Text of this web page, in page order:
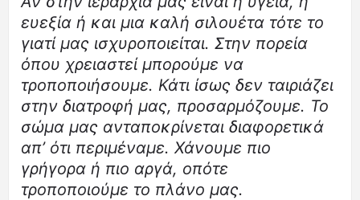
ευεξία ή και μια καλή σιλουέτα τότε το
γιατί μας ισχυροποιείται. Στην πορεία
όπου χρειαστεί μπορούμε να
τροποποιήσουμε. Κάτι ίσως δεν ταιριάζει
στην διατροφή μας, προσαρμόζουμε. Το
σώμα μας ανταποκρίνεται διαφορετικά
απ’ ότι περιμέναμε. Χάνουμε πιο
γρήγορα ή πιο αργά, οπότε
τροποποιούμε το πλάνο μας.